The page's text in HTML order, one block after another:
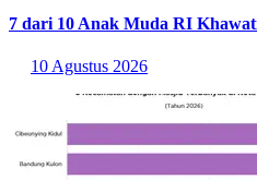
Selain itu, ukuran organisasi dan
perbandingan berskala
Baca Juga:Sektor Keuangan dan